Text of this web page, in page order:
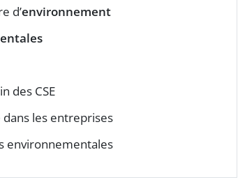
d’environnement
des CSE
dans les entreprises
environnementales